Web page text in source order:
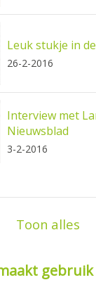
Leuk stukje in
26-2-2016
Interview met
Nieuwsblad
3-2-2016
Toon alles
Bergveranda.nl